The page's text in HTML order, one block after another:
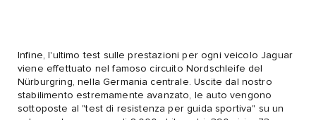
Infine, l'ultimo test sulle prestazioni per ogni veicolo Jaguar
viene effettuato nel famoso circuito Nordschleife del
Nürburgring, nella Germania centrale. Uscite dal nostro
stabilimento estremamente avanzato, le auto vengono
sottoposte al "test di resistenza per guida sportiva" su un